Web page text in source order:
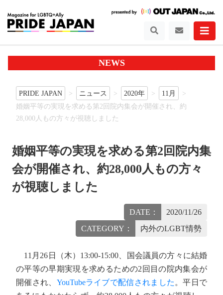
NEWS
PRIDE JAPAN ニュース 2020年
11月
婚姻平等の実現を求める第2回院内集会が開催され、約
28,000人もの方々が視聴しました
婚姻平等の実現を求める第2回院内集
会が開催され、約28,000人もの方々
が視聴しました
DATE：
2020/11/26
CATEGORY：
内外のLGBT情勢
11月26日（木）13:00-15:00、国会議員の方々に結婚
の平等の早期実現を求めるための2回目の院内集会が
開催され、 YouTubeライブで配信されました 。平日で